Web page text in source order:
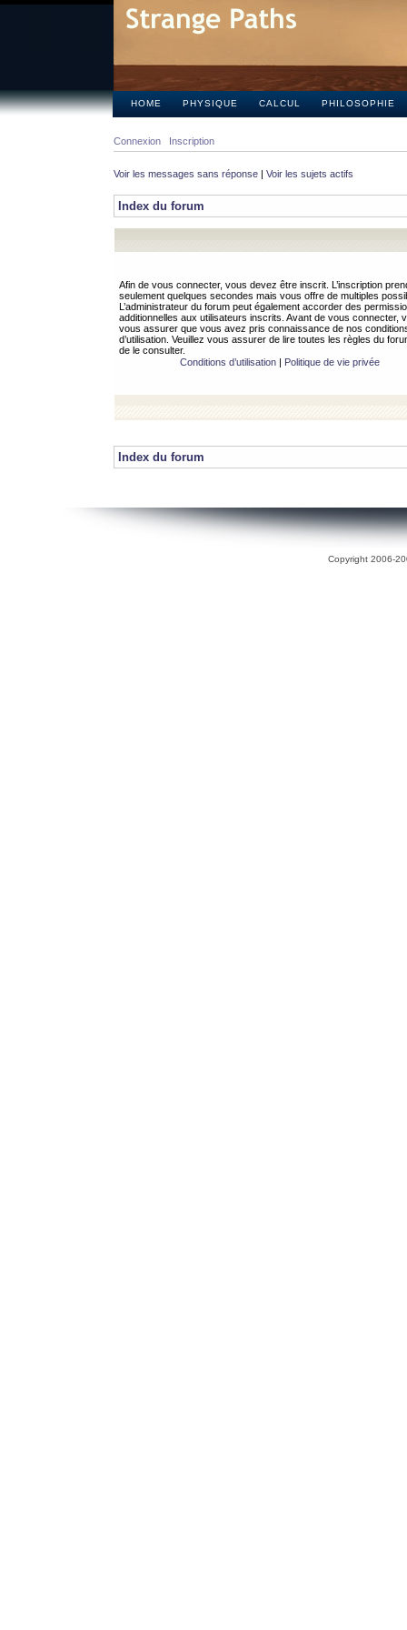
HOME PHYSIQUE CALCUL PHILOSOPHIE
Connexion Inscription
Voir les messages sans réponse | Voir les sujets actifs
Index du forum
Afin de vous connecter, vous devez être inscrit. L’inscription
seulement quelques secondes mais vous offre de multiples
L’administrateur du forum peut également accorder des
additionnelles aux utilisateurs inscrits. Avant de vous connecter,
vous assurer que vous avez pris connaissance de nos
d’utilisation. Veuillez vous assurer de lire toutes les règles du
de le consulter.
Conditions d’utilisation| Politique de vie privée
Index du forum
Copyright 2006-